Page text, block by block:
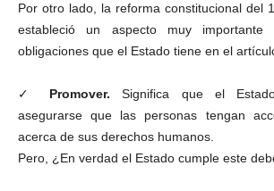
Por otro lado, la reforma constitucional del
estableció un aspecto muy
obligaciones que el Estado tiene en el
✓ Promover. Significa que el
asegurarse que las personas tengan
acerca de sus derechos humanos.
Pero, ¿En verdad el Estado cumple este